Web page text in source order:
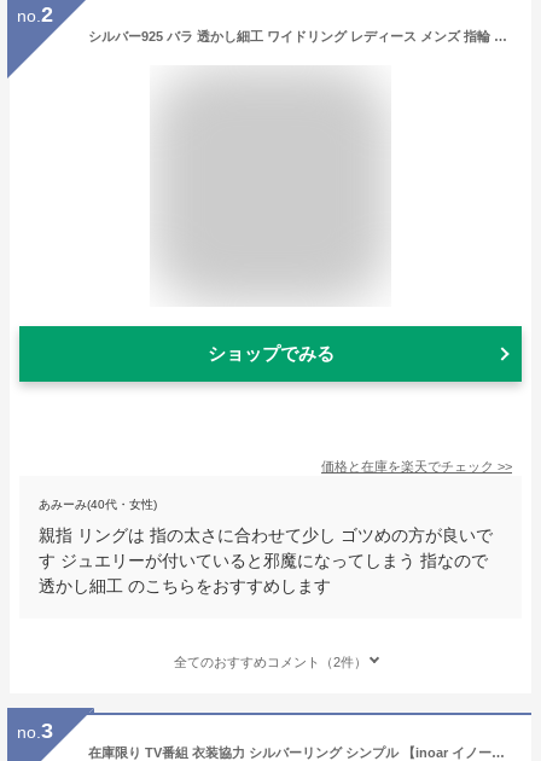
no. 2
シルバー925 バラ 透かし細工 ワイドリング レディース メンズ 指輪 リング ローズ 薔薇 花柄 サムリング 大きいサイズ 幅広 広幅 親指 12号/14号/16号/18号 ニッケルフリー LBストア LBstore プレゼント用 無料ラッピング可
ショップでみる
価格と在庫を楽天でチェック >>
あみーみ(40代・女性)
親指 リングは 指の太さに合わせて少し ゴツめの方が良いで
す ジュエリーが付いていると邪魔になってしまう 指なので
透かし細工 のこちらをおすすめします
全てのおすすめコメント（2件）
no. 3
在庫限り TV番組 衣装協力 シルバーリング シンプル 【inoar イノーラ】 ウェーブ 親指 人差し指 指輪 レディース silver925 リング シルバー925 デザインリング カジュアル フォーマル 金属アレルギー 安心 ジュエリー アクセサリー 地金 指輪 重ね付け おしゃれ